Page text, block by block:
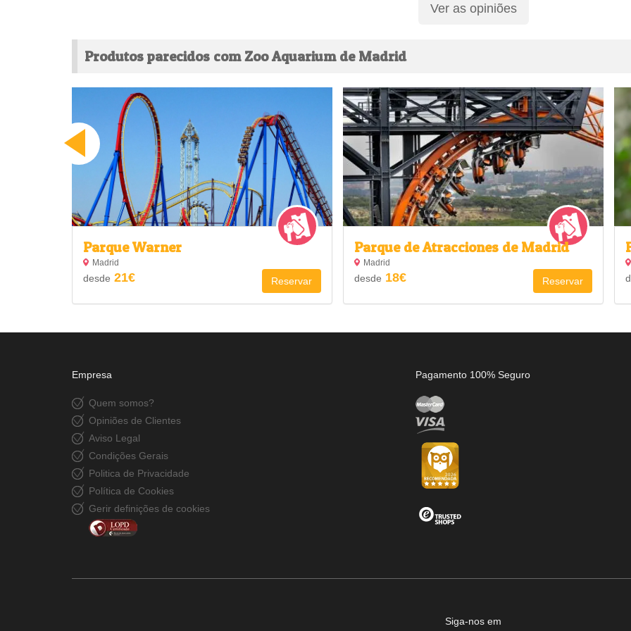
Ver as opiniões
Produtos parecidos com Zoo Aquarium de Madrid
Parque Warner
Madrid
desde 21€ Reservar
Parque de Atracciones de Madrid
Madrid
desde 18€ Reservar
Empresa
Quem somos?
Opiniões de Clientes
Aviso Legal
Condições Gerais
Politica de Privacidade
Política de Cookies
Gerir definições de cookies
Pagamento 100% Seguro
Siga-nos em